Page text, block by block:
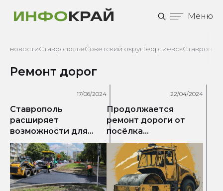
Меню
новостиСтавропольеСоветский округГеоргиевск
Ремонт дорог
17/06/2024
Ставрополь
расширяет
возможности для
велопрогулок: более
километра
велодорожки
появится на улице
Серова
22/04/2024
Продолжается
ремонт дороги от
посёлка
Темижбекского до
посёлка
Краснокубанского